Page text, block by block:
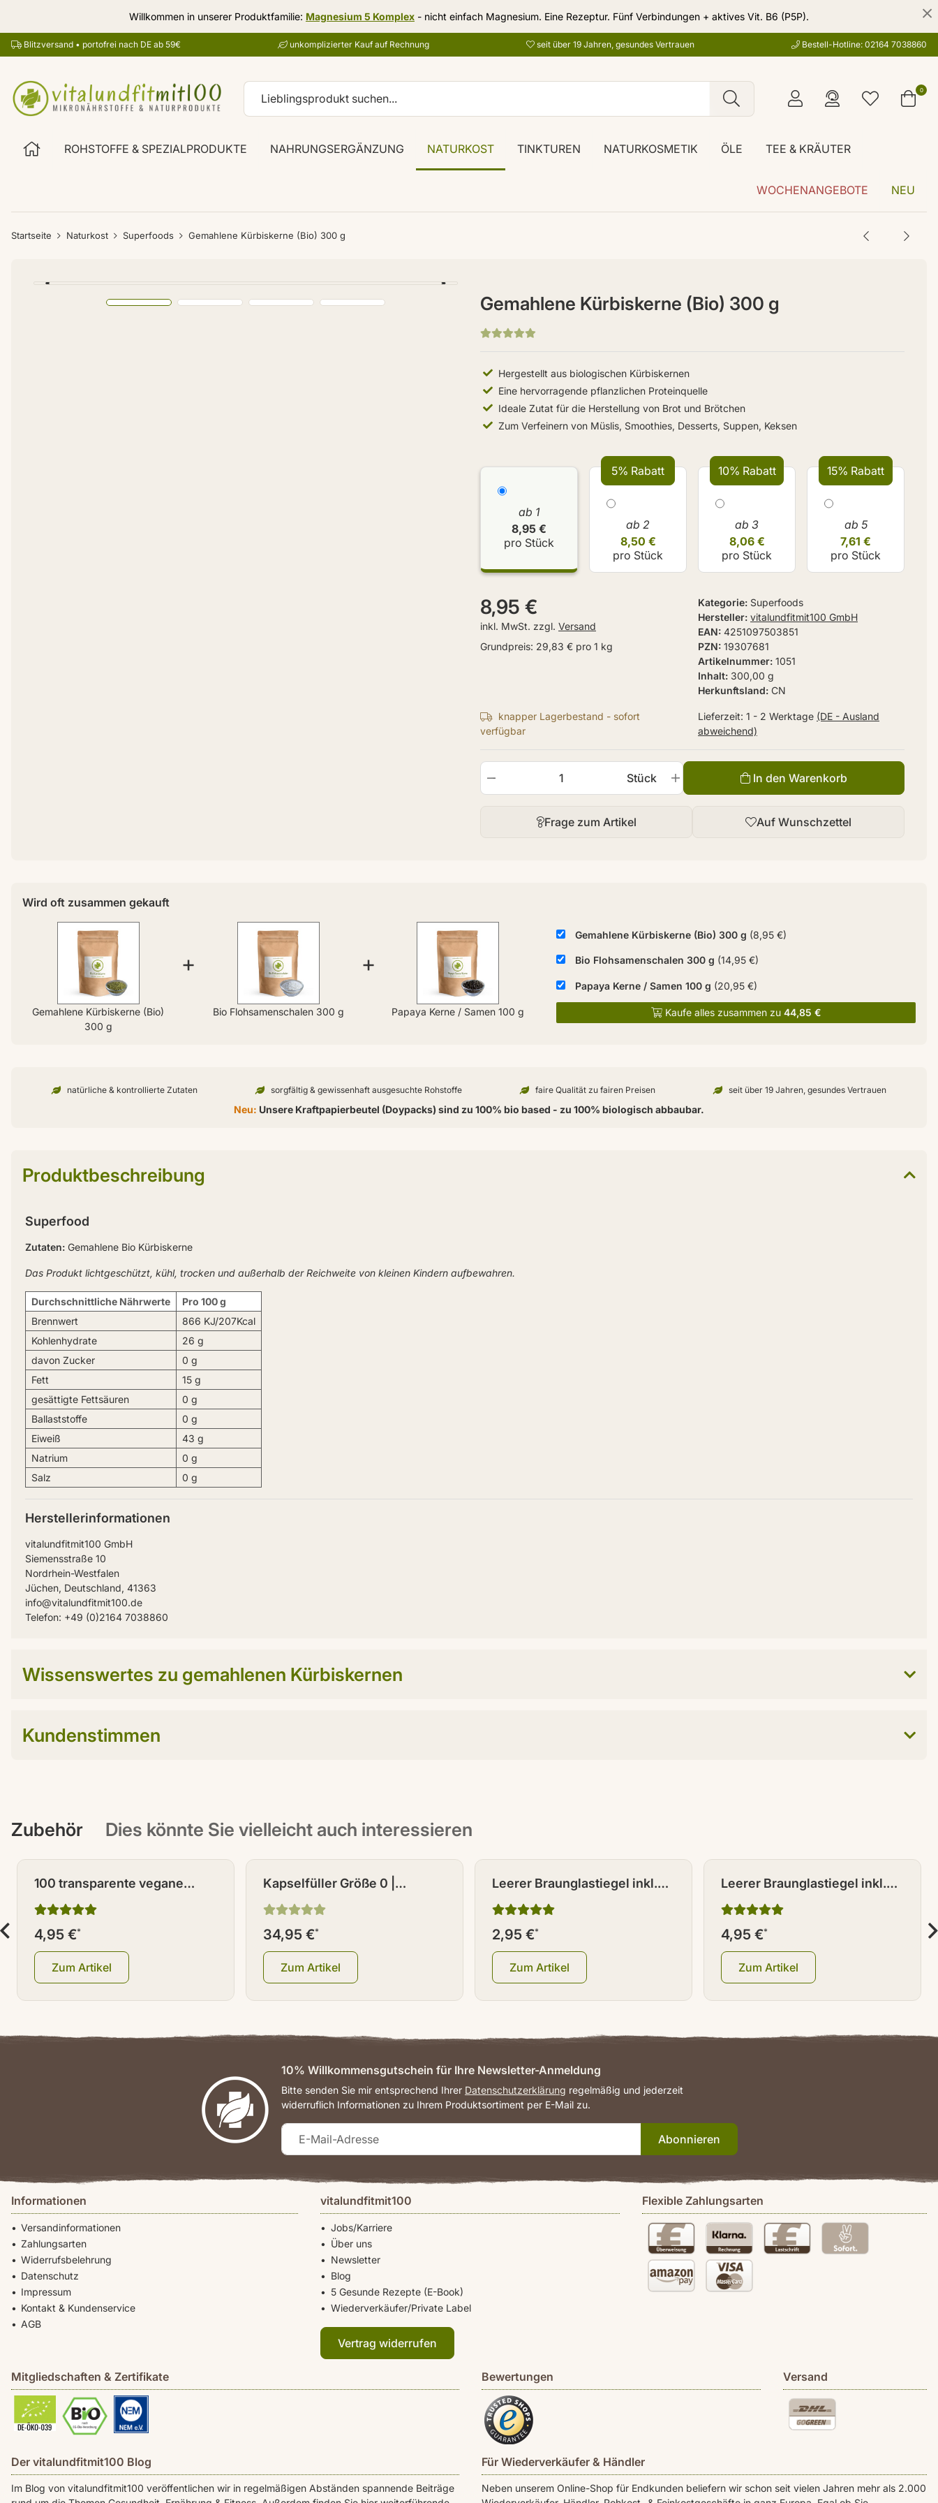
Willkommen in unserer Produktfamilie: Magnesium 5 Komplex - nicht einfach Magnesium. Eine Rezeptur. Fünf Verbindungen + aktives Vit. B6 (P5P).
Blitzversand • portofrei nach DE ab 59€ unkomplizierter Kauf auf Rechnung seit über 19 Jahren, gesundes Vertrauen Bestell-Hotline: 02164 7038860
ROHSTOFFE & SPEZIALPRODUKTE NAHRUNGSERGÄNZUNG NATURKOST TINKTUREN NATURKOSMETIK ÖLE TEE & KRÄUTER
WOCHENANGEBOTE NEU
0
Startseite Naturkost Superfoods Gemahlene Kürbiskerne (Bio) 300 g
Gemahlene Kürbiskerne (Bio) 300 g
Inhalt 300,00 g
Hersteller vitalundfitmit100 GmbH
Artikelnummer 1051
PZN 19307681
EAN 4251097503851
Herkunftsland CN
Kategorie Superfoods
Hergestellt aus biologischen Kürbiskernen
Eine hervorragende pflanzlichen Proteinquelle
Ideale Zutat für die Herstellung von Brot und Brötchen
Zum Verfeinern von Müslis, Smoothies, Desserts, Suppen, Keksen
8,95 €
inkl. MwSt. zzgl. Versand
Grundpreis: 29,83 € pro 1 kg
Frage zum Artikel Auf Wunschzettel
Stück In den Warenkorb
knapper Lagerbestand - sofort
verfügbar
Lieferzeit: 1 - 2 Werktage (DE - Ausland
abweichend)
ab 1
8,95 €
pro Stück
5% Rabatt
ab 2
8,50 €
pro Stück
10% Rabatt
ab 3
8,06 €
pro Stück
15% Rabatt
ab 5
7,61 €
pro Stück
Wird oft zusammen gekauft
Gemahlene Kürbiskerne (Bio)
300 g
+
Bio Flohsamenschalen 300 g
+
Papaya Kerne / Samen 100 g
Gemahlene Kürbiskerne (Bio) 300 g (8,95 €)
Bio Flohsamenschalen 300 g (14,95 €)
Papaya Kerne / Samen 100 g (20,95 €)
Kaufe alles zusammen zu 44,85 €
natürliche & kontrollierte Zutaten sorgfältig & gewissenhaft ausgesuchte Rohstoffe faire Qualität zu fairen Preisen seit über 19 Jahren, gesundes Vertrauen
Neu: Unsere Kraftpapierbeutel (Doypacks) sind zu 100% bio based - zu 100% biologisch abbaubar.
Produktbeschreibung
Superfood
Zutaten: Gemahlene Bio Kürbiskerne
Das Produkt lichtgeschützt, kühl, trocken und außerhalb der Reichweite von kleinen Kindern aufbewahren.
Durchschnittliche Nährwerte
Pro 100 g
Brennwert
866 KJ/207Kcal
Kohlenhydrate
26 g
davon Zucker
0 g
Fett
15 g
gesättigte Fettsäuren
0 g
Ballaststoffe
0 g
Eiweiß
43 g
Natrium
0 g
Salz
0 g
Herstellerinformationen
vitalundfitmit100 GmbH
Siemensstraße 10
Nordrhein-Westfalen
Jüchen, Deutschland, 41363
info@vitalundfitmit100.de
Telefon: +49 (0)2164 7038860
Wissenswertes zu gemahlenen Kürbiskernen
Kundenstimmen
Zubehör Dies könnte Sie vielleicht auch interessieren
100 transparente vegane
Kapseln / Leerkapseln Größe
4,95 €*
Zum Artikel
Kapselfüller Größe 0 |
Standard 50
34,95 €*
Zum Artikel
Leerer Braunglastiegel inkl.
Deckel 120 ml
2,95 €*
Zum Artikel
Leerer Braunglastiegel inkl.
Deckel 500 ml
4,95 €*
Zum Artikel
Informationen
Versandinformationen
Zahlungsarten
Widerrufsbelehrung
Datenschutz
Impressum
Kontakt & Kundenservice
AGB
vitalundfitmit100
Jobs/Karriere
Über uns
Newsletter
Blog
5 Gesunde Rezepte (E-Book)
Wiederverkäufer/Private Label
Vertrag widerrufen
Flexible Zahlungsarten
Mitgliedschaften & Zertifikate Bewertungen Versand
Der vitalundfitmit100 Blog
Im Blog von vitalundfitmit100 veröffentlichen wir in regelmäßigen Abständen spannende Beiträge
Für Wiederverkäufer & Händler
Neben unserem Online-Shop für Endkunden beliefern wir schon seit vielen Jahren mehr als 2.000
10% Willkommensgutschein für Ihre Newsletter-Anmeldung
Bitte senden Sie mir entsprechend Ihrer Datenschutzerklärung regelmäßig und jederzeit
widerruflich Informationen zu Ihrem Produktsortiment per E-Mail zu.
Abonnieren